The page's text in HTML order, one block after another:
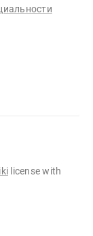
license with